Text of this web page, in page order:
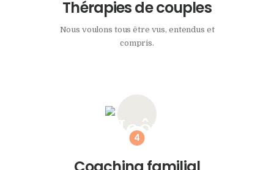
Thérapies de couples
Nous voulons tous être vus, entendus et
compris.